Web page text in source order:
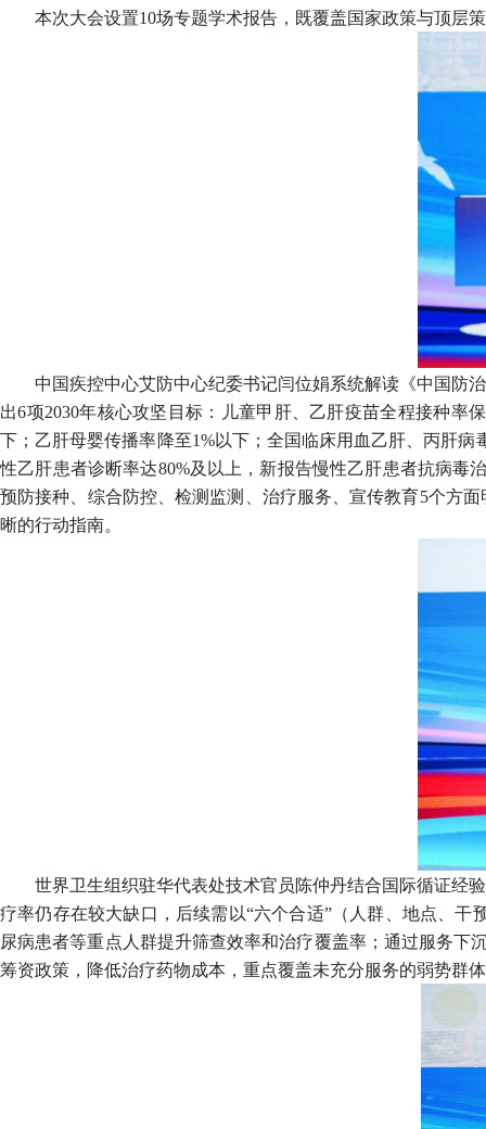
本次大会设置10场专题学术报告，既覆盖国家政策与顶层
中国疾控中心艾防中心纪委书记闫位娟系统解读《中国防
出6项2030年核心攻坚目标：儿童甲肝、乙肝疫苗全程接种率
下；乙肝母婴传播率降至1%以下；全国临床用血乙肝、丙肝
性乙肝患者诊断率达80%及以上，新报告慢性乙肝患者抗病毒
预防接种、综合防控、检测监测、治疗服务、宣传教育5个方
晰的行动指南。
世界卫生组织驻华代表处技术官员陈仲丹结合国际循证经
疗率仍存在较大缺口，后续需以“六个合适”（人群、地点、
尿病患者等重点人群提升筛查效率和治疗覆盖率；通过服务下
筹资政策，降低治疗药物成本，重点覆盖未充分服务的弱势群